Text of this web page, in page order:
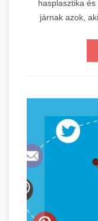
hasplasztika
járnak azok,